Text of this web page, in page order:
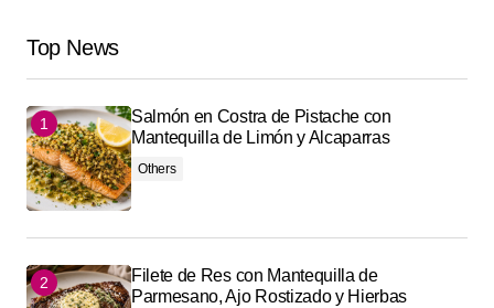
Top News
Salmón en Costra de Pistache con
Mantequilla de Limón y Alcaparras
Others
Filete de Res con Mantequilla de
Parmesano, Ajo Rostizado y Hierbas